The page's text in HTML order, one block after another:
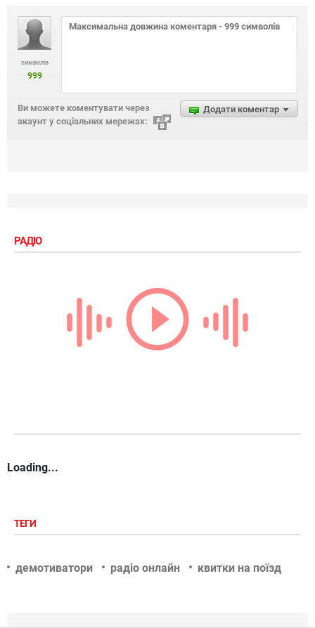
символів
999
Додати коментар
Ви можете коментувати через
акаунт у соціальних мережах:
РАДІО
Loading...
ТЕГИ
демотиватори радіо онлайн квитки на поїзд